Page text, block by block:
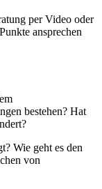
per Video oder
ansprechen
bestehen? Hat
Wie geht es den
von